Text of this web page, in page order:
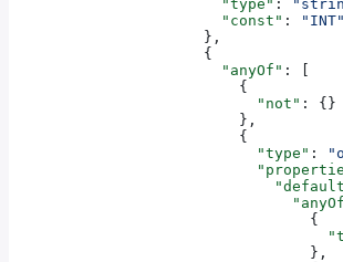
                        "type"
:
                        "const"
:
"INT"
                      },
                      {
                        "anyOf"
: [
                          {
                            "not"
: {}
                          },
                          {
                            "type"
:
                                  {
                                  },